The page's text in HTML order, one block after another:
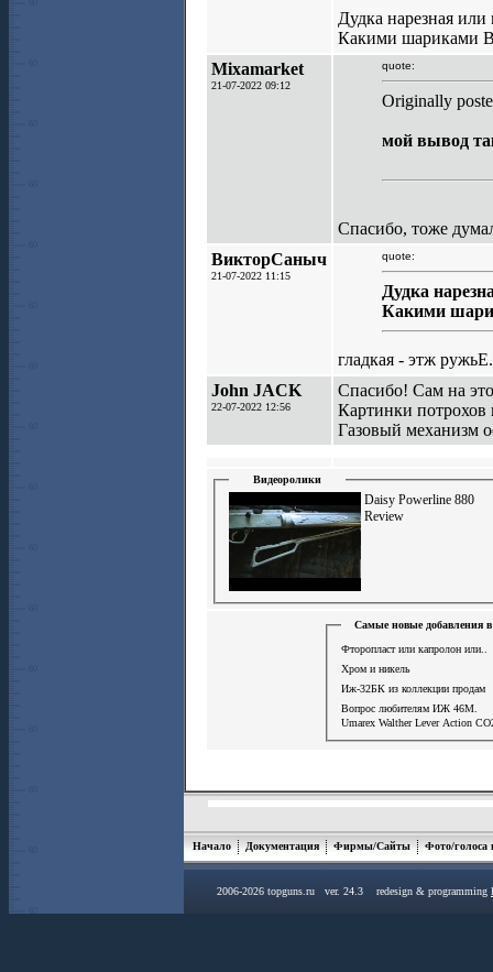
Дудка нарезная или
Какими шариками
Mixamarket
21-07-2022 09:12
quote:
Originally
мой вывод
Спасибо, тоже
ВикторСаныч
21-07-2022 11:15
quote:
Дудка
Какими
гладкая - этж
John JACK
22-07-2022 12:56
Спасибо! Сам на
Картинки
Газовый механизм
Видеоролики
Daisy Powerline 880
Review
Самые новые добавления
Фторопласт или капролон или..
Хром и никель
Иж-32БК из коллекции продам
Вопрос любителям ИЖ 46М.
Umarex Walther Lever Action
Начало Документация Фирмы/Сайты Фото/голоса
2006-2026 topguns.ru ver. 24.3 redesign & programming